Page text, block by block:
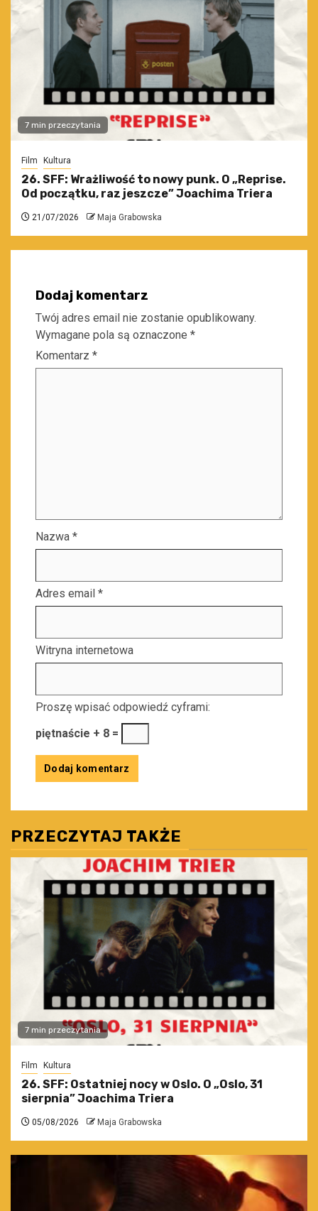
7 min przeczytania
Film Kultura
26. SFF: Wrażliwość to nowy punk. O „Reprise.
Od początku, raz jeszcze” Joachima Triera
21/07/2026 Maja Grabowska
Dodaj komentarz
Twój adres email nie zostanie opublikowany.
Wymagane pola są oznaczone *
Komentarz *
Nazwa *
Adres email *
Witryna internetowa
Proszę wpisać odpowiedź cyframi:
piętnaście + 8 =
PRZECZYTAJ TAKŻE
7 min przeczytania
Film Kultura
26. SFF: Ostatniej nocy w Oslo. O „Oslo, 31
sierpnia” Joachima Triera
05/08/2026 Maja Grabowska